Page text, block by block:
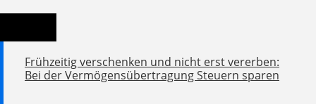
Frühzeitig verschenken und nicht erst vererben:
Bei der Vermögensübertragung Steuern sparen